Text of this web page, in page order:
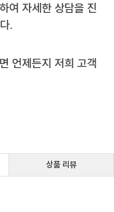
여 자세한 상담을 진
.
언제든지 저희 고객
상품 리뷰